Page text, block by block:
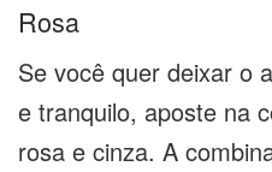
Rosa
Se você quer deixar o
e tranquilo, aposte na
rosa e cinza. A